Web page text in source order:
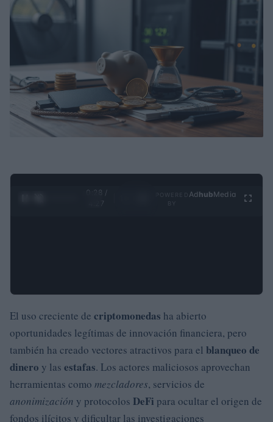
0:29 /
4:27
Ad hubMedia
El uso creciente de criptomonedas ha abierto
oportunidades legítimas de innovación financiera, pero
también ha creado vectores atractivos para el blanqueo de
dinero y las estafas. Los actores maliciosos aprovechan
herramientas como mezcladores, servicios de
anonimización y protocolos DeFi para ocultar el origen de
fondos ilícitos y dificultar las investigaciones